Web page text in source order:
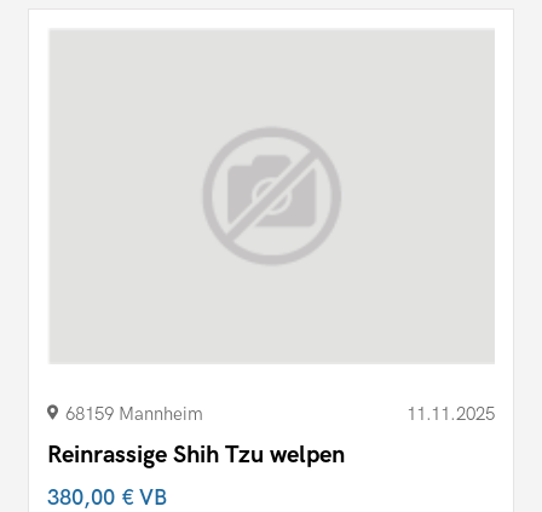
68159 Mannheim 11.11.2025
Reinrassige Shih Tzu welpen
380,00 €VB